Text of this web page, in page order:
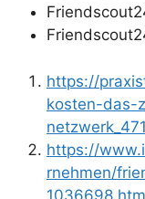
https://
kosten-das-
https://
rnehmen/